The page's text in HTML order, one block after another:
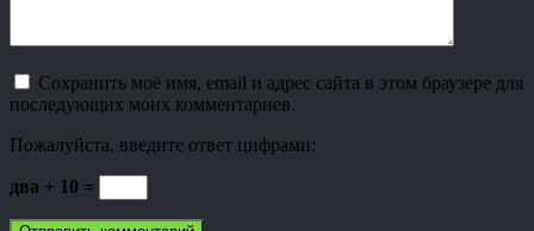
Сохранить моё имя, email и адрес сайта в этом браузере для
последующих моих комментариев.
Пожалуйста, введите ответ цифрами:
два + 10 =